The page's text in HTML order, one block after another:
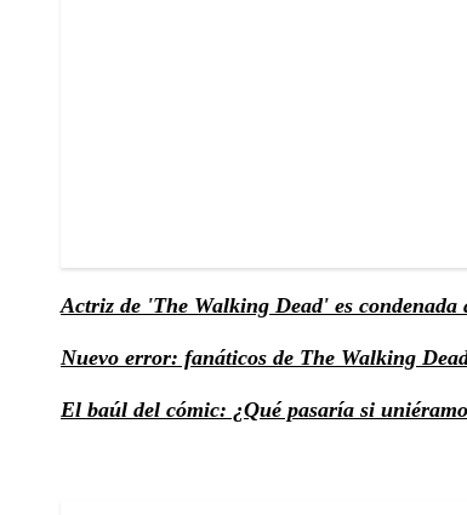
Actriz de 'The Walking Dead' es
Nuevo error: fanáticos de The Walking
El baúl del cómic: ¿Qué pasaría si